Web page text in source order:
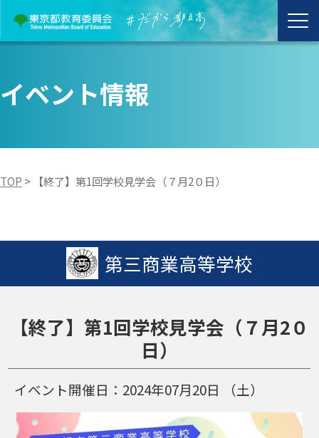
イベント情報
TOP > 【終了】第1回学校見学会（７月2０日）
第三商業高等学校
【終了】第1回学校見学会（７月2０
日）
イベント開催日： 2024年07月20日 （土）